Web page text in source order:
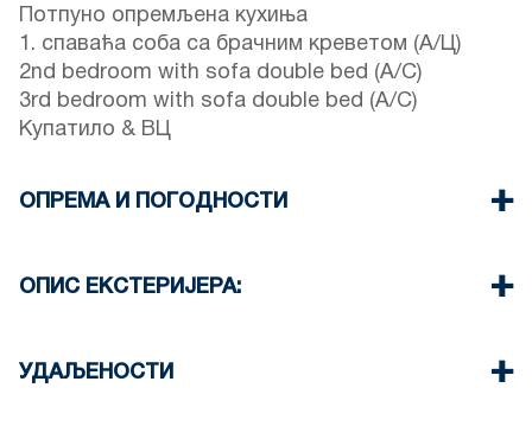
Потпуно опремљена кухиња
1. спаваћа соба са брачним креветом (А/Ц)
2nd bedroom with sofa double bed (A/C)
3rd bedroom with sofa double bed (A/C)
Купатило & ВЦ
ОПРЕМА И ПОГОДНОСТИ
Четири клима уређаја
Машина за прање веша
Cleaning once on check-out
ОПИС ЕКСТЕРИЈЕРА:
Постоји могућност паркирања на улици око
имања (понекад нема довољно простора)
УДАЉЕНОСТИ